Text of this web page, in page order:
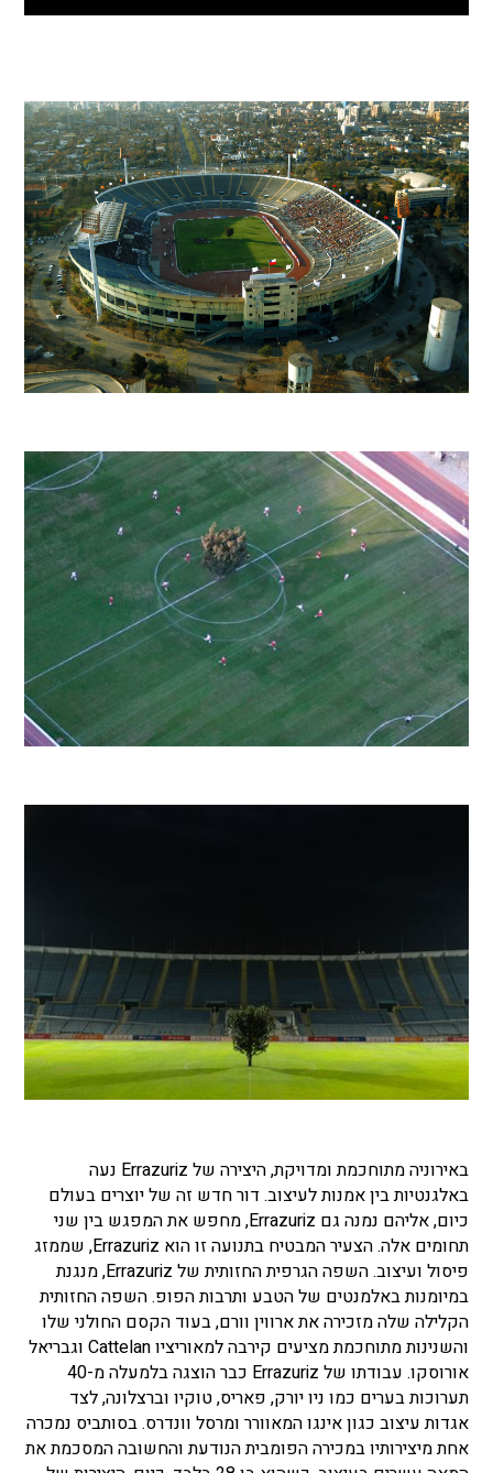
באירוניה מתוחכמת ומדויקת, היצירה של Errazuriz נעה
באלגנטיות בין אמנות לעיצוב. דור חדש זה של יוצרים בעולם
כיום, אליהם נמנה גם Errazuriz, מחפש את המפגש בין שני
תחומים אלה. הצעיר המבטיח בתנועה זו הוא Errazuriz, שממזג
פיסול ועיצוב. השפה הגרפית החזותית של Errazuriz, מנגנת
במיומנות באלמנטים של הטבע ותרבות הפופ. השפה החזותית
הקלילה שלה מזכירה את ארווין וורם, בעוד הקסם החולני שלו
והשנינות מתוחכמת מציעים קירבה למאוריציו Cattelan וגבריאל
אורוסקו. עבודתו של Errazuriz כבר הוצגה בלמעלה מ-40
תערוכות בערים כמו ניו יורק, פאריס, טוקיו וברצלונה, לצד
אגדות עיצוב כגון אינגו המאוורר ומרסל וונדרס. בסותביס נמכרה
אחת מיצירותיו במכירה הפומבית הנודעת והחשובה המסכמת את